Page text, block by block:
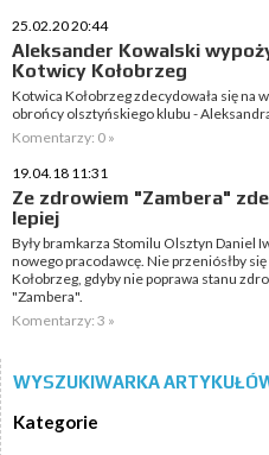
25.02.20 20:44
Aleksander Kowalski
Kotwicy Kołobrzeg
Kotwica Kołobrzeg zdecydowała się na
obrońcy olsztyńskiego klubu -
Komentarzy: 0 »
19.04.18 11:31
Ze zdrowiem "Zambera"
lepiej
Były bramkarza Stomilu Olsztyn Daniel
nowego pracodawcę. Nie przeniósłby
Kołobrzeg, gdyby nie poprawa stanu
"Zambera".
Komentarzy: 3 »
WYSZUKIWARKA
Kategorie